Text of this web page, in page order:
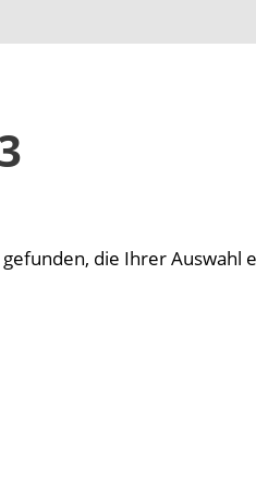
die Ihrer Auswahl